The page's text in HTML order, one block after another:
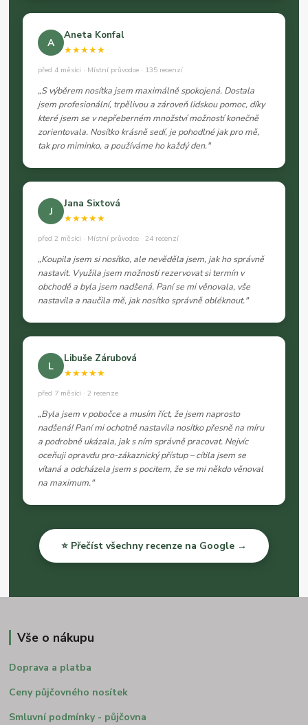
A
Aneta Konfal
★★★★★
před 4 měsíci · Místní průvodce · 135 recenzí
„S výběrem nosítka jsem maximálně spokojená. Dostala
jsem profesionální, trpělivou a zároveň lidskou pomoc, díky
které jsem se v nepřeberném množství možností konečně
zorientovala. Nosítko krásně sedí, je pohodlné jak pro mě,
tak pro miminko, a používáme ho každý den."
J
Jana Sixtová
★★★★★
před 2 měsíci · Místní průvodce · 24 recenzí
„Koupila jsem si nosítko, ale nevěděla jsem, jak ho správně
nastavit. Využila jsem možnosti rezervovat si termín v
obchodě a byla jsem nadšená. Paní se mi věnovala, vše
nastavila a naučila mě, jak nosítko správně obléknout."
L
Libuše Zárubová
★★★★★
před 7 měsíci · 2 recenze
„Byla jsem v pobočce a musím říct, že jsem naprosto
nadšená! Paní mi ochotně nastavila nosítko přesně na míru
a podrobně ukázala, jak s ním správně pracovat. Nejvíc
oceňuji opravdu pro-zákaznický přístup – cítila jsem se
vítaná a odcházela jsem s pocitem, že se mi někdo věnoval
na maximum."
⭐ Přečíst všechny recenze na Google →
Vše o nákupu
Doprava a platba
Ceny půjčovného nosítek
Smluvní podmínky - půjčovna